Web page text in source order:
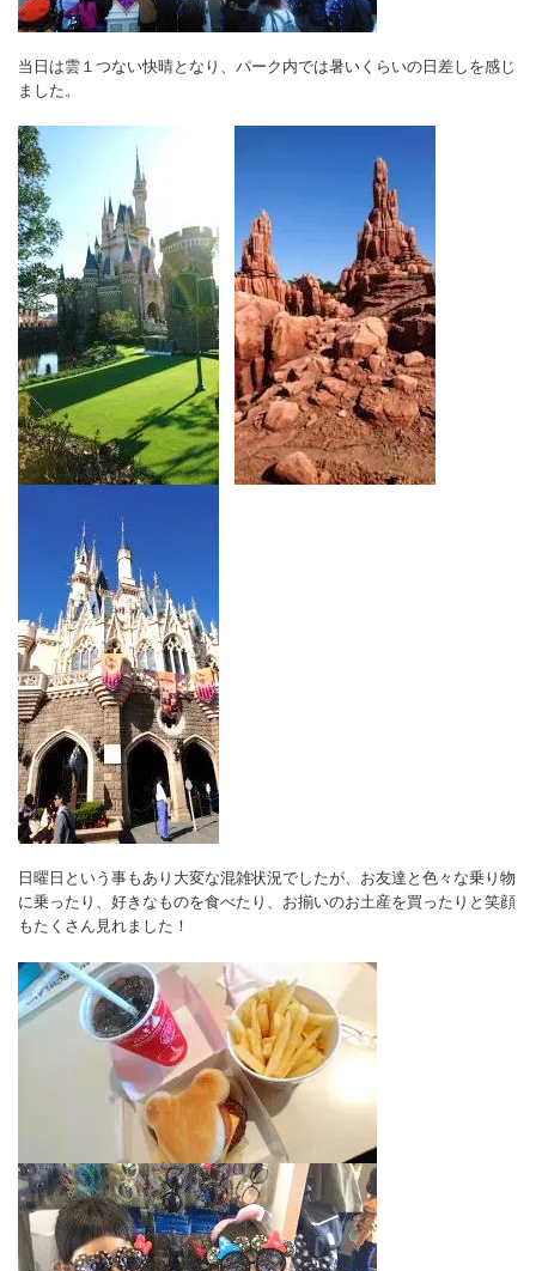
当日は雲１つない快晴となり、パーク内では暑いくらいの日差しを感じ
ました。
日曜日という事もあり大変な混雑状況でしたが、お友達と色々な乗り物
に乗ったり、好きなものを食べたり、お揃いのお土産を買ったりと笑顔
もたくさん見れました！